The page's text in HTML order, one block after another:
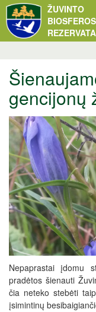
ŽUVINTO
BIOSFEROS
gencijonų
Nepaprastai įdomu
pradėtos šienauti
čia neteko stebėti
įsimintinų